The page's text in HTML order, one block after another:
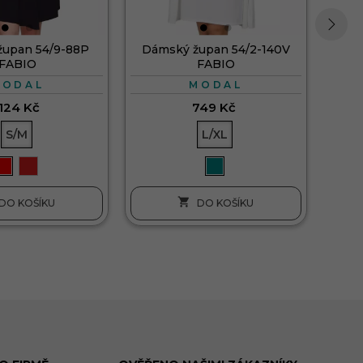
54/9-88P
FABIO
Kč
S/M
DO KOŠÍKU
Dámský župan 54/2-140V
FABIO
MODAL
749 Kč
L/XL
 DO KOŠÍKU